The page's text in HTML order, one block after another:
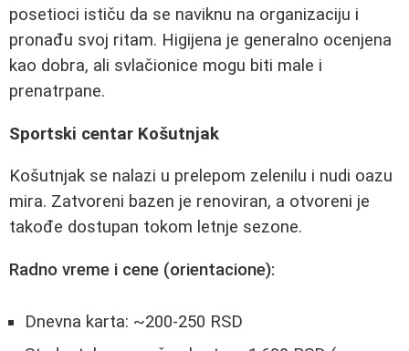
posetioci ističu da se naviknu na organizaciju i
pronađu svoj ritam. Higijena je generalno ocenjena
kao dobra, ali svlačionice mogu biti male i
prenatrpane.
Sportski centar Košutnjak
Košutnjak se nalazi u prelepom zelenilu i nudi oazu
mira. Zatvoreni bazen je renoviran, a otvoreni je
takođe dostupan tokom letnje sezone.
Radno vreme i cene (orientacione):
Dnevna karta: ~200-250 RSD